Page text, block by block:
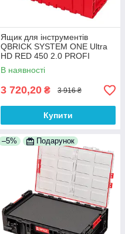
Ящик для інструментів
QBRICK SYSTEM ONE Ultra
HD RED 450 2.0 PROFI
(5901238256533)
В наявності
3 720,20 ₴ 3 916 ₴
Купити
–5% Подарунок